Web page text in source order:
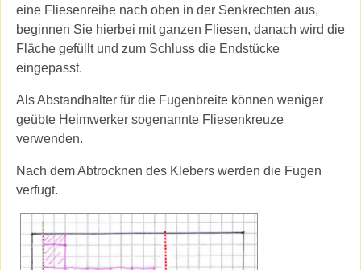
eine Fliesenreihe nach oben in der Senkrechten aus,
beginnen Sie hierbei mit ganzen Fliesen, danach wird die
Fläche gefüllt und zum Schluss die Endstücke
eingepasst.
Als Abstandhalter für die Fugenbreite können weniger
geübte Heimwerker sogenannte Fliesenkreuze
verwenden.
Nach dem Abtrocknen des Klebers werden die Fugen
verfugt.